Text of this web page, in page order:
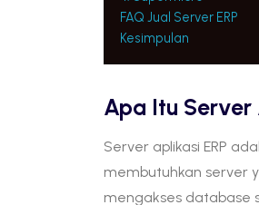
FAQ Jual Server ERP
Kesimpulan
Apa Itu Server
Server aplikasi ERP
membutuhkan server
mengakses database